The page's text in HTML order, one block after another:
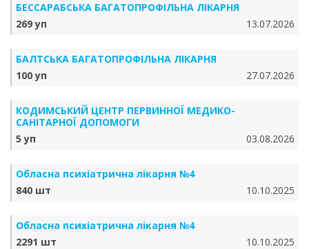
БЕССАРАБСЬКА БАГАТОПРОФІЛЬНА ЛІКАРНЯ
269 уп
13.07.2026
БАЛТСЬКА БАГАТОПРОФІЛЬНА ЛІКАРНЯ
100 уп
27.07.2026
КОДИМСЬКИЙ ЦЕНТР ПЕРВИННОЇ МЕДИКО-
САНІТАРНОЇ ДОПОМОГИ
5 уп
03.08.2026
Обласна психіатрична лікарня №4
840 шт
10.10.2025
Обласна психіатрична лікарня №4
2291 шт
10.10.2025